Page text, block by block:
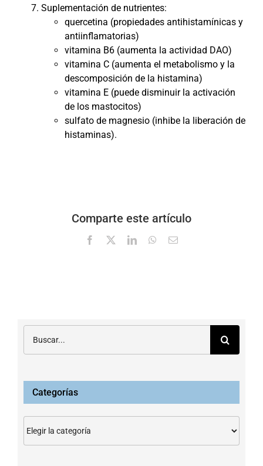
Suplementación de nutrientes:
quercetina (propiedades antihistamínicas y
antiinflamatorias)
vitamina B6 (aumenta la actividad DAO)
vitamina C (aumenta el metabolismo y la
descomposición de la histamina)
vitamina E (puede disminuir la activación
de los mastocitos)
sulfato de magnesio (inhibe la liberación de
histaminas).
Comparte este artículo
Facebook LinkedInWhatsApp
Correo
Categorías